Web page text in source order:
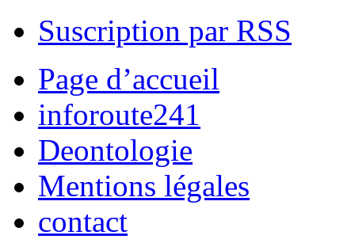
Suscription par RSS
Page d’accueil
inforoute241
Deontologie
Mentions légales
contact